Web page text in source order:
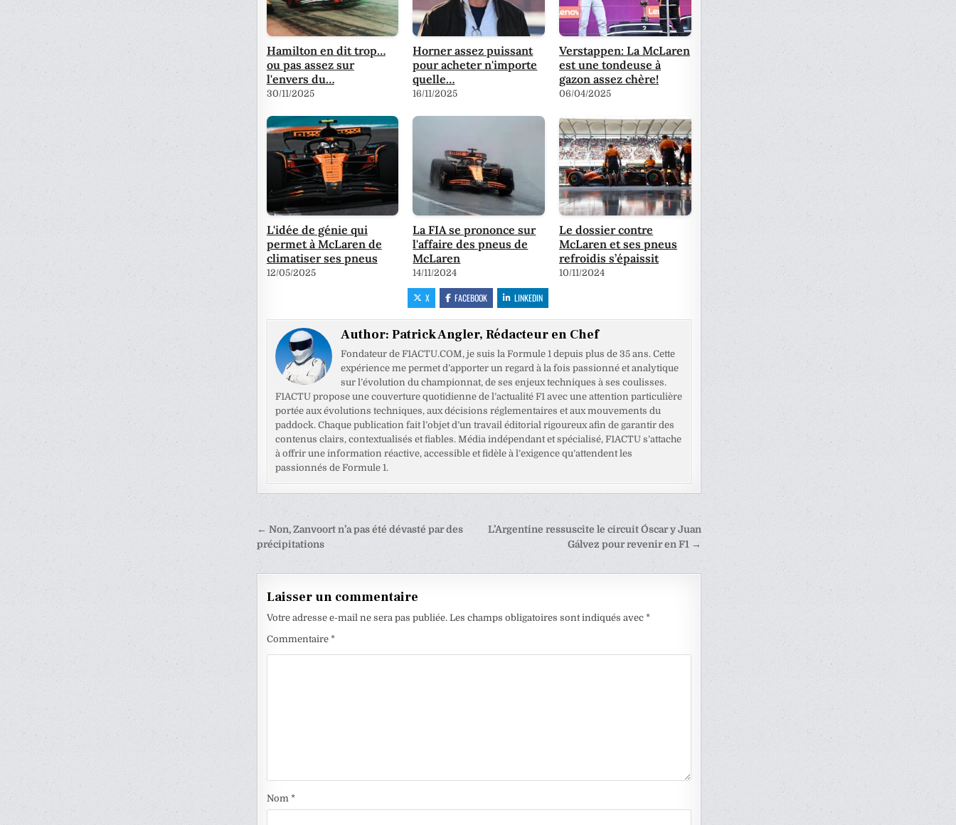
Hamilton en dit trop…
ou pas assez sur
l'envers du…
30/11/2025
Horner assez puissant
pour acheter n'importe
quelle…
16/11/2025
Verstappen: La McLaren
est une tondeuse à
gazon assez chère!
06/04/2025
L'idée de génie qui
permet à McLaren de
climatiser ses pneus
12/05/2025
La FIA se prononce sur
l'affaire des pneus de
McLaren
14/11/2024
Le dossier contre
McLaren et ses pneus
refroidis s’épaissit
10/11/2024
X FACEBOOK LINKEDIN
Author: Patrick Angler, Rédacteur en Chef
Fondateur de F1ACTU.COM, je suis la Formule 1 depuis plus de 35 ans. Cette
expérience me permet d’apporter un regard à la fois passionné et analytique
sur l’évolution du championnat, de ses enjeux techniques à ses coulisses.
F1ACTU propose une couverture quotidienne de l’actualité F1 avec une attention particulière
portée aux évolutions techniques, aux décisions réglementaires et aux mouvements du
paddock. Chaque publication fait l’objet d’un travail éditorial rigoureux afin de garantir des
contenus clairs, contextualisés et fiables. Média indépendant et spécialisé, F1ACTU s’attache
à offrir une information réactive, accessible et fidèle à l’exigence qu’attendent les
passionnés de Formule 1.
Navigation
de
l’article
L’Argentine ressuscite le circuit Óscar y Juan
Gálvez pour revenir en F1 →
← Non, Zanvoort n’a pas été dévasté par des
précipitations
Laisser un commentaire
Votre adresse e-mail ne sera pas publiée. Les champs obligatoires sont indiqués avec *
Commentaire *
Nom *